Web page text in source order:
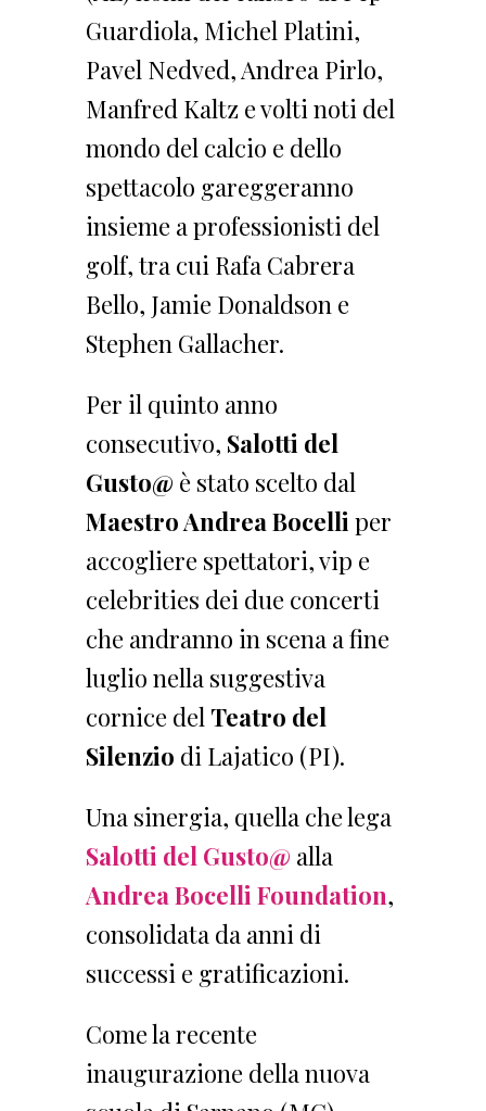
Guardiola, Michel Platini,
Pavel Nedved, Andrea Pirlo,
Manfred Kaltz e volti noti del
mondo del calcio e dello
spettacolo gareggeranno
insieme a professionisti del
golf, tra cui Rafa Cabrera
Bello, Jamie Donaldson e
Stephen Gallacher.
Per il quinto anno
consecutivo, Salotti del
Gusto@ è stato scelto dal
Maestro Andrea Bocelli per
accogliere spettatori, vip e
celebrities dei due concerti
che andranno in scena a fine
luglio nella suggestiva
cornice del Teatro del
Silenzio di Lajatico (PI).
Una sinergia, quella che lega
Salotti del Gusto@ alla
Andrea Bocelli Foundation,
consolidata da anni di
successi e gratificazioni.
Come la recente
inaugurazione della nuova